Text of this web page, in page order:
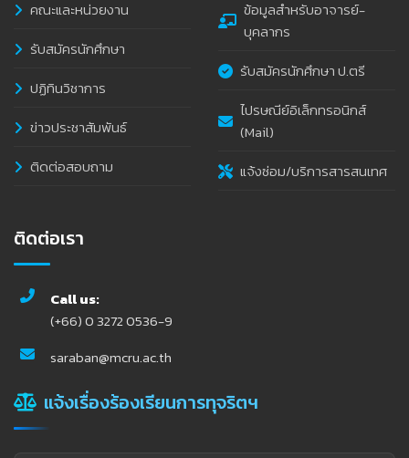
คณะและหน่วยงาน
รับสมัครนักศึกษา
ปฏิทินวิชาการ
ข่าวประชาสัมพันธ์
ติดต่อสอบถาม
ข้อมูลสำหรับอาจารย์-
บุคลากร
รับสมัครนักศึกษา ป.ตรี
ไปรษณีย์อิเล็กทรอนิกส์
(Mail)
แจ้งซ่อม/บริการสารสนเทศ
ติดต่อเรา
Call us:
(+66) 0 3272 0536-9
saraban@mcru.ac.th
แจ้งเรื่องร้องเรียนการทุจริตฯ